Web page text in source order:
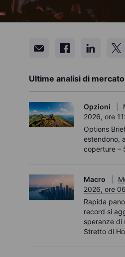
Ultime analisi di mercato
Opzioni
2026, ore
Options
estendono,
coperture –
Macro
2026, ore
Rapida
record si
speranze di
Stretto di